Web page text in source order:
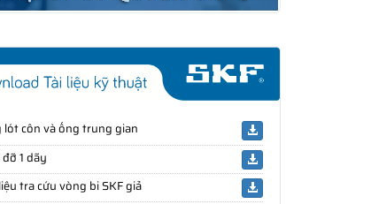
lót côn và ống trung gian
đỡ 1 dãy
tra cứu vòng bi SKF giả